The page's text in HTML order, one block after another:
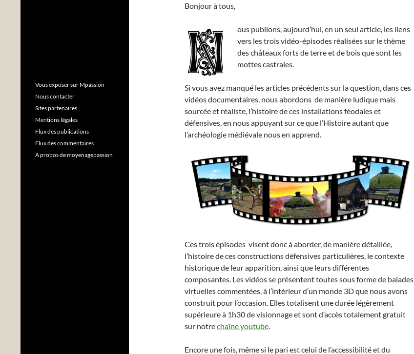
Bonjour à tous,
ous publions, aujourd’hui, en un seul article, les liens
vers les trois vidéo-épisodes réalisées sur le thème
des châteaux forts de terre et de bois que sont les
mottes castrales.
Si vous avez manqué les articles précédents sur la question, dans ces
vidéos documentaires, nous abordons de manière ludique mais
sourcée et réaliste, l’histoire de ces installations féodales et
défensives, en nous appuyant sur ce que l’Histoire autant que
l’archéologie médiévale nous en apprend.
Ces trois épisodes visent donc à aborder, de manière détaillée,
l’histoire de ces constructions défensives particulières, le contexte
historique de leur apparition, ainsi que leurs différentes
composantes. Les vidéos se présentent toutes sous forme de balades
virtuelles commentées, à l’intérieur d’un monde 3D que nous avons
construit pour l’occasion. Elles totalisent une durée légèrement
supérieure à 1h30 de visionnage et sont d’accès totalement gratuit
sur notrechaîne youtube
Encore une fois, même si le pari est celui de l’accessibilité et du
Vous exposer sur Mpassion
Nous contacter
Sites partenaires
Mentions légales
Flux des publications
Flux des commentaires
A propos de moyenagepassion